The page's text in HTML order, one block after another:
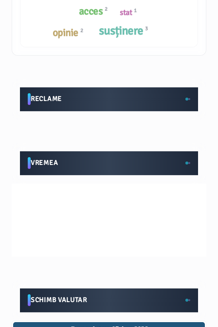
stat 1
acces 2
opinie 2 susținere 3
RECLAME
VREMEA
SCHIMB VALUTAR